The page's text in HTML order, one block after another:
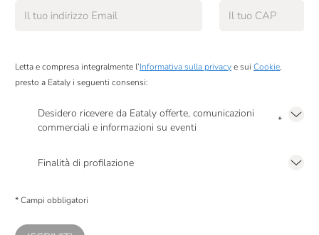
Letta e compresa integralmente l’Informativa sulla privacye sui Cookie,
presto a Eataly i seguenti consensi:
Desidero ricevere da Eataly offerte, comunicazioni
commerciali e informazioni su eventi
*
Finalità di profilazione
comunicazioni commerciali personalizzate, in caso di consenso prestato ai
* Campi obbligatori